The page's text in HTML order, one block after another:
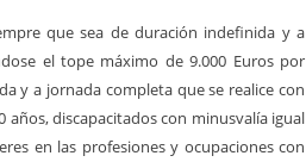
que sea de duración indefinida y a
el tope máximo de 9.000 Euros por
y a jornada completa que se realice con
discapacitados con minusvalía igual
en las profesiones y ocupaciones con